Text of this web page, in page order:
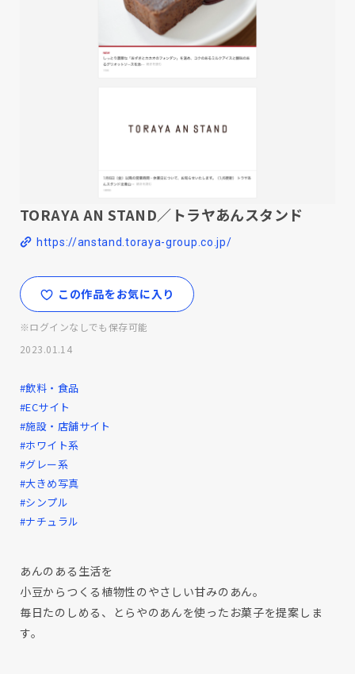
TORAYA AN STAND／トラヤあんスタンド
https://anstand.toraya-group.co.jp/
この作品をお気に入り
※ログインなしでも保存可能
2023.01.14
#飲料・食品
#ECサイト
#施設・店舗サイト
#ホワイト系
#グレー系
#大きめ写真
#シンプル
#ナチュラル
あんのある生活を
小豆からつくる植物性のやさしい甘みのあん。
毎日たのしめる、とらやのあんを使ったお菓子を提案しま
す。